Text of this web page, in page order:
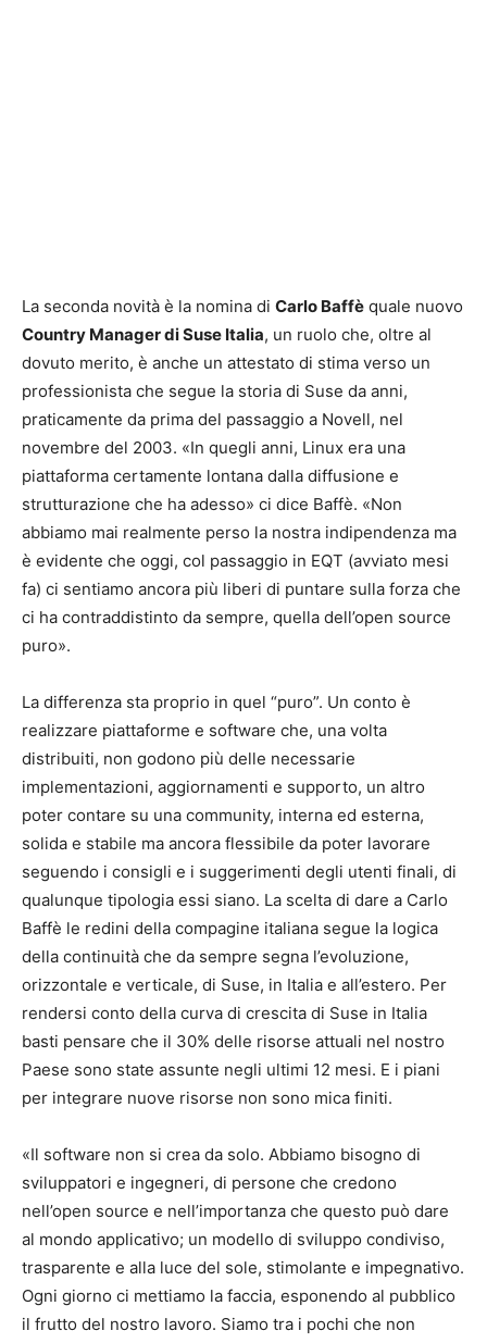
La seconda novità è la nomina di Carlo Baffè quale nuovo
Country Manager di Suse Italia, un ruolo che, oltre al
dovuto merito, è anche un attestato di stima verso un
professionista che segue la storia di Suse da anni,
praticamente da prima del passaggio a Novell, nel
novembre del 2003. «In quegli anni, Linux era una
piattaforma certamente lontana dalla diffusione e
strutturazione che ha adesso» ci dice Baffè. «Non
abbiamo mai realmente perso la nostra indipendenza ma
è evidente che oggi, col passaggio in EQT (avviato mesi
fa) ci sentiamo ancora più liberi di puntare sulla forza che
ci ha contraddistinto da sempre, quella dell’open source
puro».
La differenza sta proprio in quel “puro”. Un conto è
realizzare piattaforme e software che, una volta
distribuiti, non godono più delle necessarie
implementazioni, aggiornamenti e supporto, un altro
poter contare su una community, interna ed esterna,
solida e stabile ma ancora flessibile da poter lavorare
seguendo i consigli e i suggerimenti degli utenti finali, di
qualunque tipologia essi siano. La scelta di dare a Carlo
Baffè le redini della compagine italiana segue la logica
della continuità che da sempre segna l’evoluzione,
orizzontale e verticale, di Suse, in Italia e all’estero. Per
rendersi conto della curva di crescita di Suse in Italia
basti pensare che il 30% delle risorse attuali nel nostro
Paese sono state assunte negli ultimi 12 mesi. E i piani
per integrare nuove risorse non sono mica finiti.
«Il software non si crea da solo. Abbiamo bisogno di
sviluppatori e ingegneri, di persone che credono
nell’open source e nell’importanza che questo può dare
al mondo applicativo; un modello di sviluppo condiviso,
trasparente e alla luce del sole, stimolante e impegnativo.
Ogni giorno ci mettiamo la faccia, esponendo al pubblico
il frutto del nostro lavoro. Siamo tra i pochi che non